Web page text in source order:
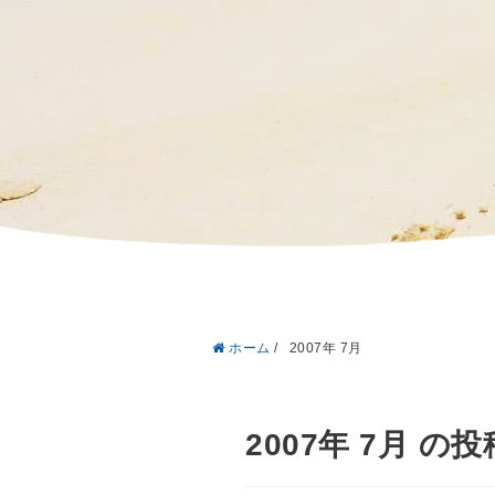
ホーム / 2007年 7月
2007年 7月 の投